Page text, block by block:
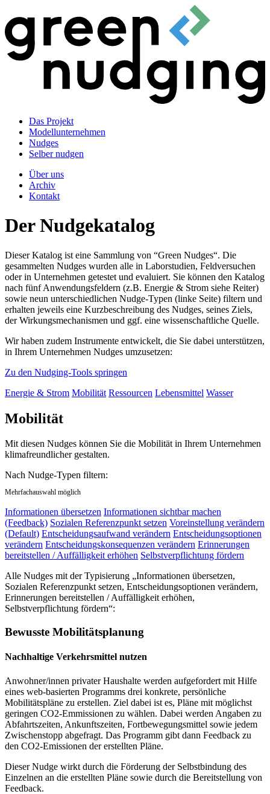
Das Projekt
Modellunternehmen
Nudges
Selber nudgen
Über uns
Archiv
Kontakt
Der Nudgekatalog
Dieser Katalog ist eine Sammlung von “Green Nudges“. Die
gesammelten Nudges wurden alle in Laborstudien, Feldversuchen
oder in Unternehmen getestet und evaluiert. Sie können den Katalog
nach fünf Anwendungsfeldern (z.B. Energie & Strom siehe Reiter)
sowie neun unterschiedlichen Nudge-Typen (linke Seite) filtern und
erhalten jeweils eine Kurzbeschreibung des Nudges, seines Ziels,
der Wirkungsmechanismen und ggf. eine wissenschaftliche Quelle.
Wir haben zudem Instrumente entwickelt, die Sie dabei unterstützen,
in Ihrem Unternehmen Nudges umzusetzen:
Zu den Nudging-Tools springen
Energie & Strom Mobilität Ressourcen Lebensmittel Wasser
Mobilität
Mit diesen Nudges können Sie die Mobilität in Ihrem Unternehmen
klimafreundlicher gestalten.
Nach Nudge-Typen filtern:
Mehrfachauswahl möglich
Informationen übersetzen Informationen sichtbar machen
(Feedback) Sozialen Referenzpunkt setzen Voreinstellung verändern
(Default) Entscheidungsaufwand verändern Entscheidungsoptionen
verändern Entscheidungskonsequenzen verändern Erinnerungen
bereitstellen / Auffälligkeit erhöhen Selbstverpflichtung fördern
Alle Nudges mit der Typisierung „Informationen übersetzen,
Sozialen Referenzpunkt setzen, Entscheidungsoptionen verändern,
Erinnerungen bereitstellen / Auffälligkeit erhöhen,
Selbstverpflichtung fördern“:
Bewusste Mobilitätsplanung
Nachhaltige Verkehrsmittel nutzen
Anwohner/innen privater Haushalte werden aufgefordert mit Hilfe
eines web-basierten Programms drei konkrete, persönliche
Mobilitätspläne zu erstellen. Ziel dabei ist es, Pläne mit möglichst
geringen CO2-Emmissionen zu wählen. Dabei werden Angaben zu
Abfahrtszeiten, Ankunftszeiten, Fortbewegungsmittel sowie jedem
Zwischenstopp abgefragt. Das Programm gibt dann Feedback zu
den CO2-Emissionen der erstellten Pläne.
Dieser Nudge wirkt durch die Förderung der Selbstbindung des
Einzelnen an die erstellten Pläne sowie durch die Bereitstellung von
Feedback.